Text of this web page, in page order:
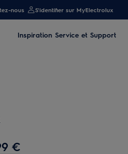
nous S'identifier sur MyElectrolux
Inspiration Service et Support
€